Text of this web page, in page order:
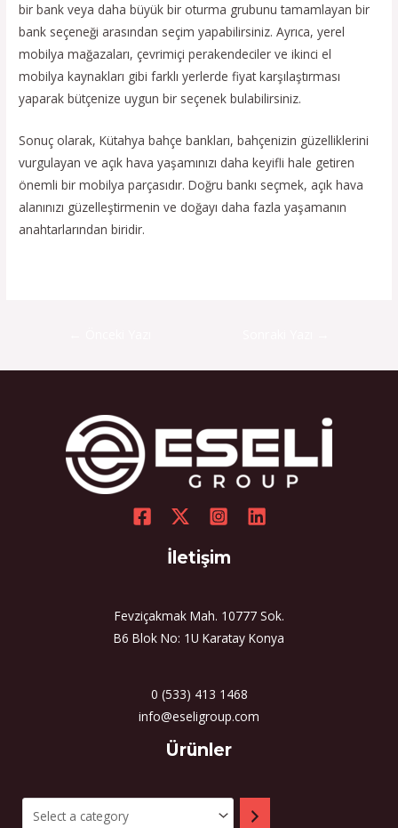
bir bank veya daha büyük bir oturma grubunu tamamlayan bir
bank seçeneği arasından seçim yapabilirsiniz. Ayrıca, yerel
mobilya mağazaları, çevrimiçi perakendeciler ve ikinci el
mobilya kaynakları gibi farklı yerlerde fiyat karşılaştırması
yaparak bütçenize uygun bir seçenek bulabilirsiniz.
Sonuç olarak, Kütahya bahçe bankları, bahçenizin güzelliklerini
vurgulayan ve açık hava yaşamınızı daha keyifli hale getiren
önemli bir mobilya parçasıdır. Doğru bankı seçmek, açık hava
alanınızı güzelleştirmenin ve doğayı daha fazla yaşamanın
anahtarlarından biridir.
İletişim
Fevziçakmak Mah. 10777 Sok.
B6 Blok No: 1U Karatay Konya
0 (533) 413 1468
info@eseligroup.com
Ürünler